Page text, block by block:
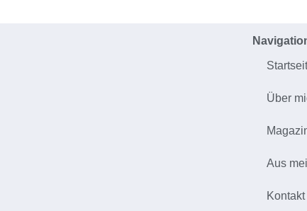
Über
Aus
Kontakt